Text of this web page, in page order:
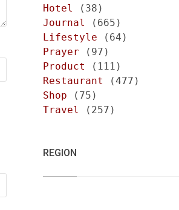
Hotel
(38)
Journal
(665)
Lifestyle (64)
Prayer (97)
Product
(111)
Restaurant
(477)
Shop (75)
Travel
(257)
REGION